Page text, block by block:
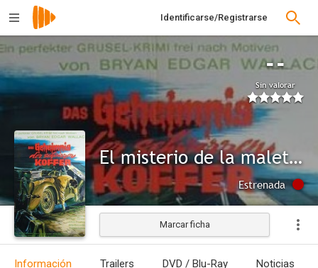
Identificarse/Registrarse
--
Sin valorar
El misterio de la maleta negra
Estrenada
Marcar ficha
Información Trailers DVD / Blu-Ray Noticias